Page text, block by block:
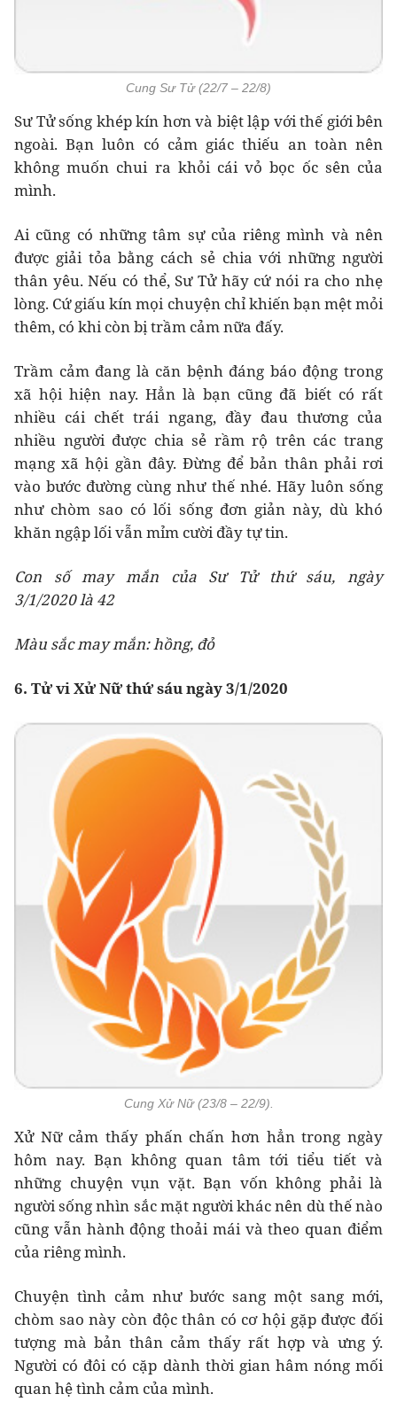
Cung Sư Tử (22/7 – 22/8)
Sư Tử sống khép kín hơn và biệt lập với thế giới bên
ngoài. Bạn luôn có cảm giác thiếu an toàn nên
không muốn chui ra khỏi cái vỏ bọc ốc sên của
mình.
Ai cũng có những tâm sự của riêng mình và nên
được giải tỏa bằng cách sẻ chia với những người
thân yêu. Nếu có thể, Sư Tử hãy cứ nói ra cho nhẹ
lòng. Cứ giấu kín mọi chuyện chỉ khiến bạn mệt mỏi
thêm, có khi còn bị trầm cảm nữa đấy.
Trầm cảm đang là căn bệnh đáng báo động trong
xã hội hiện nay. Hẳn là bạn cũng đã biết có rất
nhiều cái chết trái ngang, đầy đau thương của
nhiều người được chia sẻ rầm rộ trên các trang
mạng xã hội gần đây. Đừng để bản thân phải rơi
vào bước đường cùng như thế nhé. Hãy luôn sống
như chòm sao có lối sống đơn giản này, dù khó
khăn ngập lối vẫn mỉm cười đầy tự tin.
Con số may mắn của Sư Tử thứ sáu, ngày
3/1/2020 là 42
Màu sắc may mắn: hồng, đỏ
6. Tử vi Xử Nữ thứ sáu ngày 3/1/2020
Cung Xử Nữ (23/8 – 22/9).
Xử Nữ cảm thấy phấn chấn hơn hẳn trong ngày
hôm nay. Bạn không quan tâm tới tiểu tiết và
những chuyện vụn vặt. Bạn vốn không phải là
người sống nhìn sắc mặt người khác nên dù thế nào
cũng vẫn hành động thoải mái và theo quan điểm
của riêng mình.
Chuyện tình cảm như bước sang một sang mới,
chòm sao này còn độc thân có cơ hội gặp được đối
tượng mà bản thân cảm thấy rất hợp và ưng ý.
Người có đôi có cặp dành thời gian hâm nóng mối
quan hệ tình cảm của mình.